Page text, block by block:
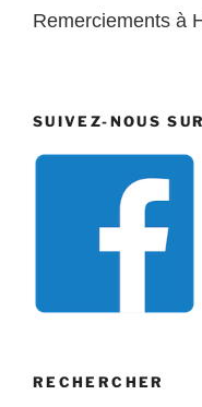
Remerciements à
SUIVEZ-NOUS
RECHERCHER